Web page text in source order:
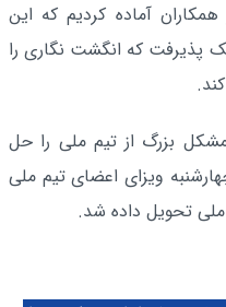
آماده کردیم که این
پذیرفت که انگشت نگاری را
بزرگ از تیم ملی را حل
ویزای اعضای تیم ملی
ملی تحویل داده شد.